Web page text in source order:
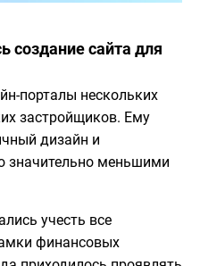
создание сайта для
порталы нескольких
застройщиков. Ему
дизайн и
значительно меньшими
учесть все
финансовых